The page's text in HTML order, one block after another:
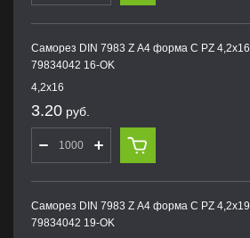
Саморез DIN 7983 Z А4 форма С PZ 4,2х16
79834042 16-OK
4,2х16
3.20 руб.
Саморез DIN 7983 Z А4 форма С PZ 4,2х19
79834042 19-OK